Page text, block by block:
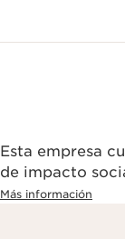
Esta empresa
de impacto
Más información